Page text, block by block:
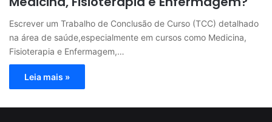
Escrever um Trabalho de Conclusão de Curso (TCC) detalhado
na área de saúde,especialmente em cursos como Medicina,
Fisioterapia e Enfermagem,…
Leia mais »